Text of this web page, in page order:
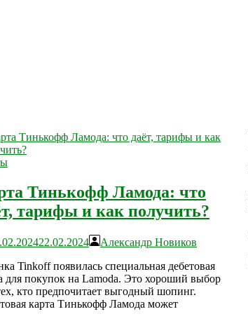
Тинькофф Ламода: что
тарифы и как получить?
22.02.2024
Александр Новиков
Tinkoff появилась специальная дебетовая
для покупок на Lamoda. Это хороший выбор
кто предпочитает выгодный шопинг.
карта Тинькофф Ламода может